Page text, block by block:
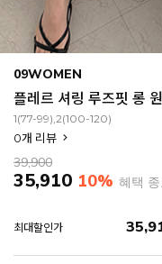
09WOMEN
플레르 셔링 루즈핏 롱
1(77-99),2(100-120)
0개 리뷰
39,900
35,910 10% 혜택
최대할인가